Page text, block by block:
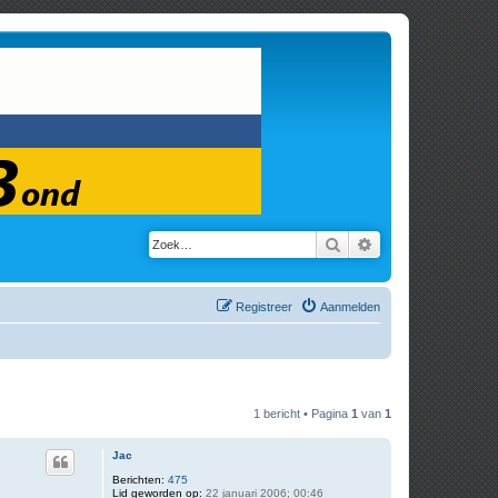
Zoek Uitgebreid zoeken
Aanmelden
Registreer
1 bericht • Pagina 1 van 1
Jac
Berichten: 475
Lid geworden op: 22 januari 2006; 00:46